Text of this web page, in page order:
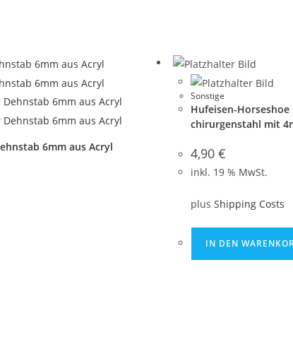
6mm aus Acryl
Sonstige
Hufeisen-Horseshoe
chirurgenstahl mit
4,90€
inkl. 19 % MwSt.
plusShipping Costs
IN DEN